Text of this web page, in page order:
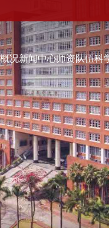
况新闻中心师资队伍科
教学培养
本科生
硕士生
博士生
数字经济（非全日制）...